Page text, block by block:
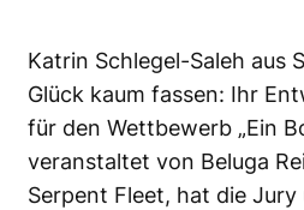
Katrin Schlegel-Saleh aus
Glück kaum fassen: Ihr
für den Wettbewerb „Ein
veranstaltet von Beluga
Serpent Fleet, hat die Jury